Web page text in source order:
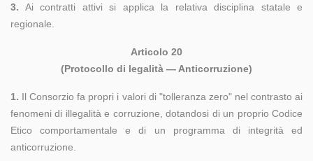
3. Ai contratti attivi si applica la relativa disciplina statale e
regionale.
Articolo 20
(Protocollo di legalità — Anticorruzione)
1. Il Consorzio fa propri i valori di "tolleranza zero" nel contrasto ai
fenomeni di illegalità e corruzione, dotandosi di un proprio Codice
Etico comportamentale e di un programma di integrità ed
anticorruzione.